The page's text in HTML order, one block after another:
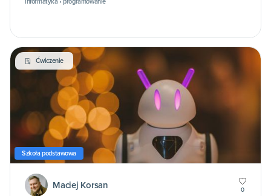
informatyka • programowanie
Ćwiczenie
Szkoła podstawowa
Maciej Korsan 0